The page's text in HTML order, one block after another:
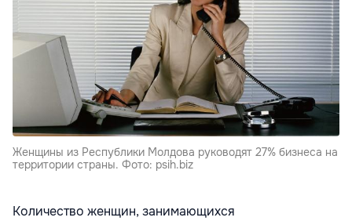
Женщины из Республики Молдова руководят 27% бизнеса на
территории страны. Фото: psih.biz
Количество женщин, занимающихся